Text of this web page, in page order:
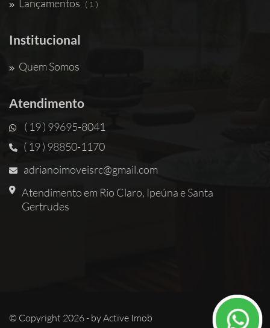
Lançamentos ( 1 )
Institucional
Quem Somos
Atendimento
( 19 ) 99695-8041
( 19 ) 98850-1170
adrianoimoveisrc@gmail.com
Atendimento em Rio Claro, Ipeúna e Santa
Gertrudes
© Copyright 2026 - byActive Imob